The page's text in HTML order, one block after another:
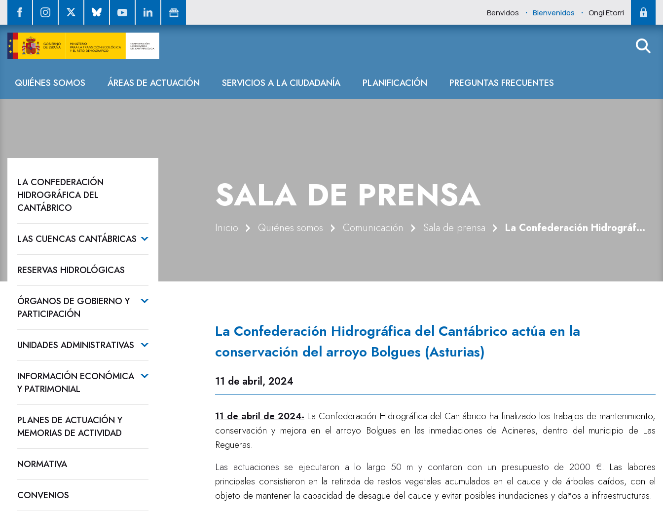
Benvidos . Bienvenidos . Ongi Etorri
Navegación
QUIÉNES SOMOS ÁREAS DE ACTUACIÓN SERVICIOS A LA CIUDADANÍA PLANIFICACIÓN PREGUNTAS FRECUENTES
La Confederación Hidrográfica del
SALA DE PRENSA
Inicio Quiénes somos Comunicación Sala de prensa La Confederación Hidrográfica del Cantábrico actúa en la conservación del arroyo Bolgues (Asturias)
LA CONFEDERACIÓN
HIDROGRÁFICA DEL
CANTÁBRICO
LAS CUENCAS CANTÁBRICAS
RESERVAS HIDROLÓGICAS
ÓRGANOS DE GOBIERNO Y
PARTICIPACIÓN
UNIDADES ADMINISTRATIVAS
INFORMACIÓN ECONÓMICA
Y PATRIMONIAL
PLANES DE ACTUACIÓN Y
MEMORIAS DE ACTIVIDAD
NORMATIVA
CONVENIOS
La Confederación Hidrográfica del Cantábrico actúa en la
conservación del arroyo Bolgues (Asturias)
11 de abril, 2024
11 de abril de 2024- La Confederación Hidrográfica del Cantábrico ha finalizado los trabajos de mantenimiento,
conservación y mejora en el arroyo Bolgues en las inmediaciones de Acineres, dentro del municipio de Las
Regueras.
Las actuaciones se ejecutaron a lo largo 50 m y contaron con un presupuesto de 2000 €. Las labores
principales consistieron en la retirada de restos vegetales acumulados en el cauce y de árboles caídos, con el
objeto de mantener la capacidad de desagüe del cauce y evitar posibles inundaciones y daños a infraestructuras.